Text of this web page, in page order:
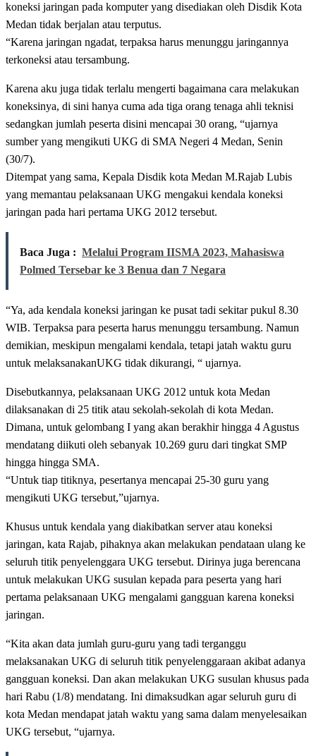
koneksi jaringan pada komputer yang disediakan oleh Disdik Kota
Medan tidak berjalan atau terputus.
“Karena jaringan ngadat, terpaksa harus menunggu jaringannya
terkoneksi atau tersambung.
Karena aku juga tidak terlalu mengerti bagaimana cara melakukan
koneksinya, di sini hanya cuma ada tiga orang tenaga ahli teknisi
sedangkan jumlah peserta disini mencapai 30 orang, “ujarnya
sumber yang mengikuti UKG di SMA Negeri 4 Medan, Senin
(30/7).
Ditempat yang sama, Kepala Disdik kota Medan M.Rajab Lubis
yang memantau pelaksanaan UKG mengakui kendala koneksi
jaringan pada hari pertama UKG 2012 tersebut.
Baca Juga : Melalui Program IISMA 2023, Mahasiswa
Polmed Tersebar ke 3 Benua dan 7 Negara
“Ya, ada kendala koneksi jaringan ke pusat tadi sekitar pukul 8.30
WIB. Terpaksa para peserta harus menunggu tersambung. Namun
demikian, meskipun mengalami kendala, tetapi jatah waktu guru
untuk melaksanakanUKG tidak dikurangi, “ ujarnya.
Disebutkannya, pelaksanaan UKG 2012 untuk kota Medan
dilaksanakan di 25 titik atau sekolah-sekolah di kota Medan.
Dimana, untuk gelombang I yang akan berakhir hingga 4 Agustus
mendatang diikuti oleh sebanyak 10.269 guru dari tingkat SMP
hingga hingga SMA.
“Untuk tiap titiknya, pesertanya mencapai 25-30 guru yang
mengikuti UKG tersebut,”ujarnya.
Khusus untuk kendala yang diakibatkan server atau koneksi
jaringan, kata Rajab, pihaknya akan melakukan pendataan ulang ke
seluruh titik penyelenggara UKG tersebut. Dirinya juga berencana
untuk melakukan UKG susulan kepada para peserta yang hari
pertama pelaksanaan UKG mengalami gangguan karena koneksi
jaringan.
“Kita akan data jumlah guru-guru yang tadi terganggu
melaksanakan UKG di seluruh titik penyelenggaraan akibat adanya
gangguan koneksi. Dan akan melakukan UKG susulan khusus pada
hari Rabu (1/8) mendatang. Ini dimaksudkan agar seluruh guru di
kota Medan mendapat jatah waktu yang sama dalam menyelesaikan
UKG tersebut, “ujarnya.